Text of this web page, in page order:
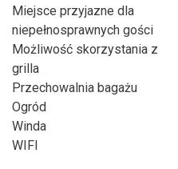
Miejsce przyjazne dla
niepełnosprawnych gości
Możliwość skorzystania z
grilla
Przechowalnia bagażu
Ogród
Winda
WIFI